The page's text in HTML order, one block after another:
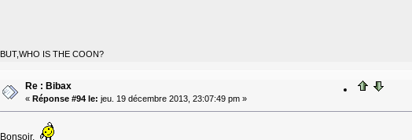
BUT,WHO IS THE COON?
Re : Bibax
« Réponse #94 le: jeu. 19 décembre 2013, 23:07:49 pm »
Bonsoir,